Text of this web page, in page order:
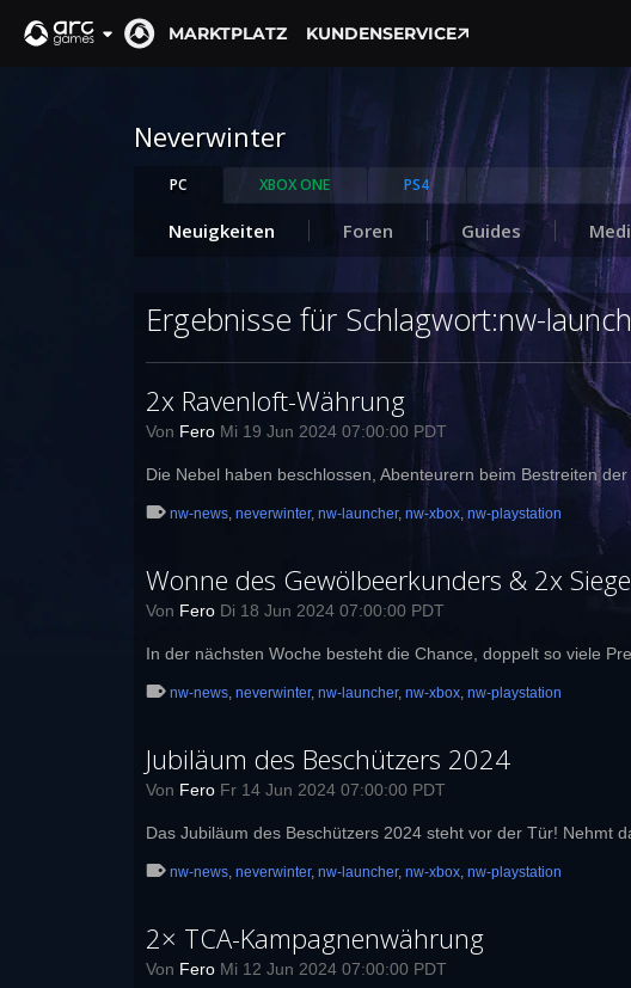
MARKTPLATZ KUNDENSERVICE
Neverwinter
PC XBOX ONE PS4
Neuigkeiten Foren Guides
Ergebnisse für Schlagwort:nw-
2x Ravenloft-Währung
Von Fero Mi 19 Jun 2024 07:00:00 PDT
Die Nebel haben beschlossen, Abenteurern beim Bestreiten
nw-news, neverwinter, nw-launcher, nw-xbox, nw-playstation
Wonne des Gewölbeerkunders & 2x
Von Fero Di 18 Jun 2024 07:00:00 PDT
In der nächsten Woche besteht die Chance, doppelt so viele
nw-news, neverwinter, nw-launcher, nw-xbox, nw-playstation
Jubiläum des Beschützers 2024
Von Fero Fr 14 Jun 2024 07:00:00 PDT
Das Jubiläum des Beschützers 2024 steht vor der Tür! Nehmt
nw-news, neverwinter, nw-launcher, nw-xbox, nw-playstation
2× TCA-Kampagnenwährung
Von Fero Mi 12 Jun 2024 07:00:00 PDT